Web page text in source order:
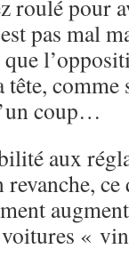
roulé pour
pas mal
comme
coup…
aux
ce
«